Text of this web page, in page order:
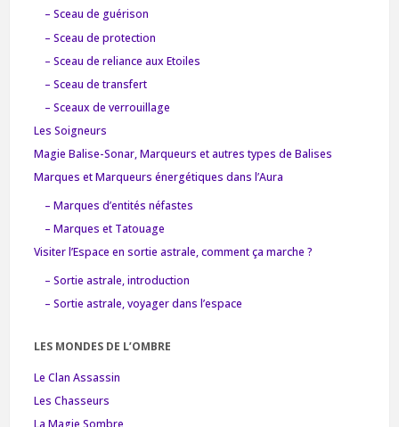
– Sceau de guérison
– Sceau de protection
– Sceau de reliance aux Etoiles
– Sceau de transfert
– Sceaux de verrouillage
Les Soigneurs
Magie Balise-Sonar, Marqueurs et autres types de Balises
Marques et Marqueurs énergétiques dans l’Aura
– Marques d’entités néfastes
– Marques et Tatouage
Visiter l’Espace en sortie astrale, comment ça marche ?
– Sortie astrale, introduction
– Sortie astrale, voyager dans l’espace
LES MONDES DE L’OMBRE
Le Clan Assassin
Les Chasseurs
La Magie Sombre